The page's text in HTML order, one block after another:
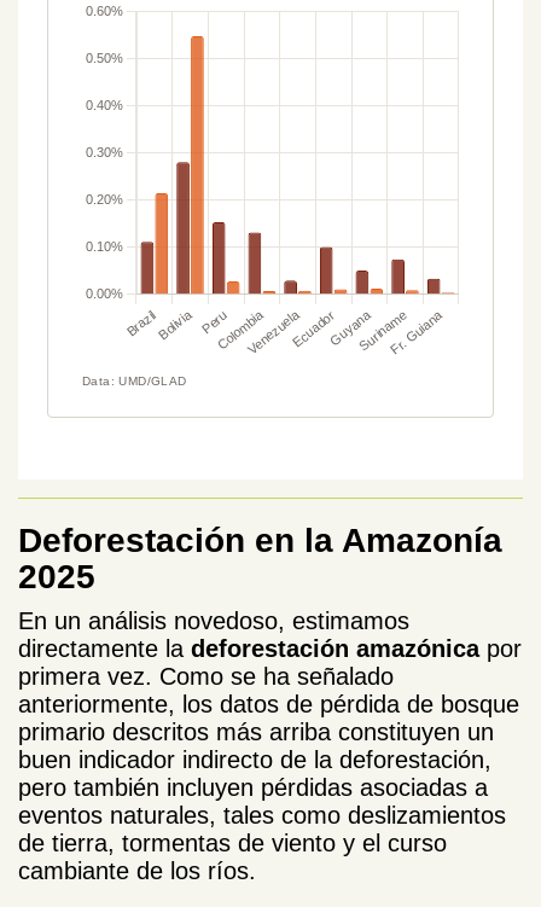
Deforestación en la Amazonía
2025
En un análisis novedoso, estimamos
directamente la deforestación amazónicapor
primera vez. Como se ha señalado
anteriormente, los datos de pérdida de bosque
primario descritos más arriba constituyen un
buen indicador indirecto de la deforestación,
pero también incluyen pérdidas asociadas a
eventos naturales, tales como deslizamientos
de tierra, tormentas de viento y el curso
cambiante de los ríos.